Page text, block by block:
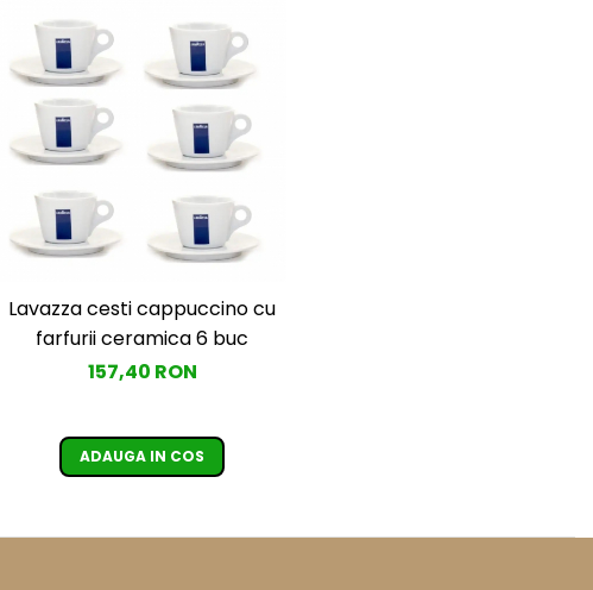
Lavazza cesti cappuccino cu
farfurii ceramica 6 buc
157,40 RON
ADAUGA IN COS